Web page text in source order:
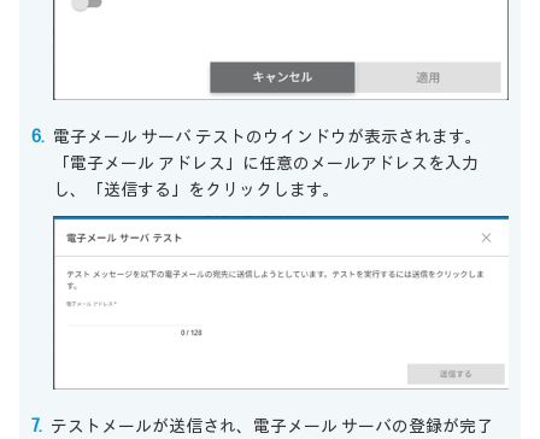
電子メール サーバ テストのウインドウが表示されます。
「電子メール アドレス」に任意のメールアドレスを入力
し、「送信する」をクリックします。
テストメールが送信され、電子メール サーバの登録が完了